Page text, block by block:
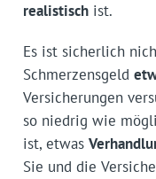
realistischist.
Es ist sicherlich
Schmerzensgeld
Versicherungen
so niedrig wie
ist, etwas
Sie und die